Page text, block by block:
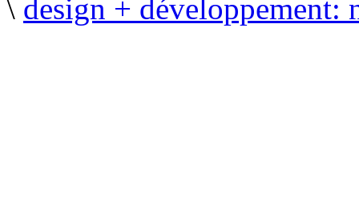
\ design + développement: